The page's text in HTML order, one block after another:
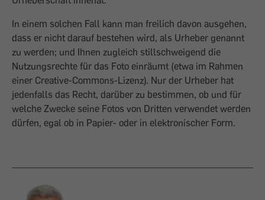
In einem solchen Fall kann man freilich davon ausgehen,
dass er nicht darauf bestehen wird, als Urheber genannt
zu werden; und Ihnen zugleich stillschweigend die
Nutzungsrechte für das Foto einräumt (etwa im Rahmen
einer Creative-Commons-Lizenz). Nur der Urheber hat
jedenfalls das Recht, darüber zu bestimmen, ob und für
welche Zwecke seine Fotos von Dritten verwendet werden
dürfen, egal ob in Papier- oder in elektronischer Form.